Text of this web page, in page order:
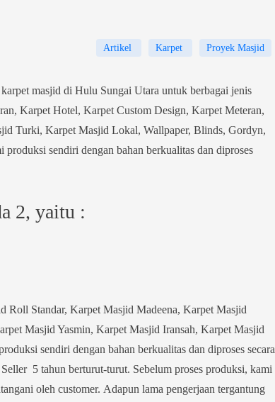
Artikel Karpet Proyek Masjid
masjid di Hulu Sungai Utara untuk berbagai jenis
Karpet Hotel, Karpet Custom Design, Karpet Meteran,
Turki, Karpet Masjid Lokal, Wallpaper, Blinds, Gordyn,
sendiri dengan bahan berkualitas dan diproses
2, yaitu :
Standar, Karpet Masjid Madeena, Karpet Masjid
Masjid Yasmin, Karpet Masjid Iransah, Karpet Masjid
sendiri dengan bahan berkualitas dan diproses secara
5 tahun berturut-turut. Sebelum proses produksi, kami
oleh customer. Adapun lama pengerjaan tergantung